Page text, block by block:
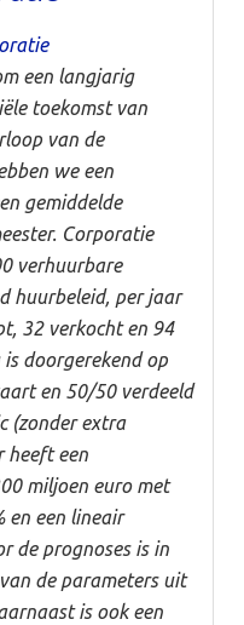
een langjarig
toekomst van
van de
we een
gemiddelde
Corporatie
verhuurbare
huurbeleid, per jaar
32 verkocht en 94
doorgerekend op
en 50/50 verdeeld
(zonder extra
heeft een
miljoen euro met
en een lineair
de prognoses is in
de parameters uit
is ook een